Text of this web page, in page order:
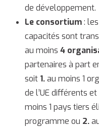
de développement.
Le consortium:
capacités sont
au moins 4
partenaires à part
soit 1.au moins 1
de l’UE différents
moins 1 pays tiers
programme ou 2.